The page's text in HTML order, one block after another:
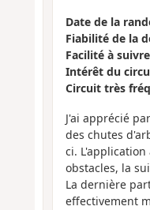
Date de la
Fiabilité de la
Facilité à
Intérêt du
Circuit très
J'ai apprécié
des chutes
ci.
obstacles, la
La dernière
effectivement